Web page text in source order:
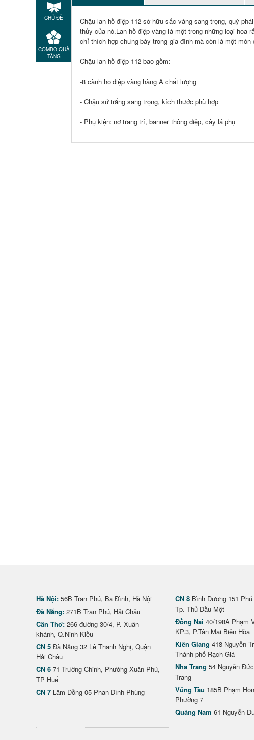
CHỦ ĐỀ
COMBO QUÀ
TẶNG
Chậu lan hồ điệp 112 sở hữu sắc vàng sang trọng, quý
thủy của nó.Lan hồ điệp vàng là một trong những loại hoa
chỉ thích hợp chưng bày trong gia đình mà còn là một
Chậu lan hồ điệp 112 bao gồm:
-8 cành hồ điệp vàng hàng A chất lượng
- Chậu sứ trắng sang trọng, kích thước phù hợp
- Phụ kiện: nơ trang trí, banner thông điệp, cây lá phụ
Hà Nội: 56B Trần Phú, Ba Đình, Hà Nội
Đà Nẵng: 271B Trần Phú, Hải Châu
Cần Thơ: 266 đường 30/4, P. Xuân
khánh, Q.Ninh Kiều
CN 5 Đà Nẵng 32 Lê Thanh Nghị, Quận
Hải Châu
CN 6 71 Trường Chinh, Phường Xuân Phú,
TP Huế
CN 7 Lâm Đồng 05 Phan Đình Phùng
CN 8 Bình Dương 151
Tp. Thủ Dầu Một
Đồng Nai 40/198A Phạm
KP.3, P.Tân Mai Biên Hòa
Kiên Giang 418 Nguyễn
Thành phố Rạch Giá
Nha Trang 54 Nguyễn
Trang
Vũng Tàu 185B Phạm
Phường 7
Quảng Nam 61 Nguyễn